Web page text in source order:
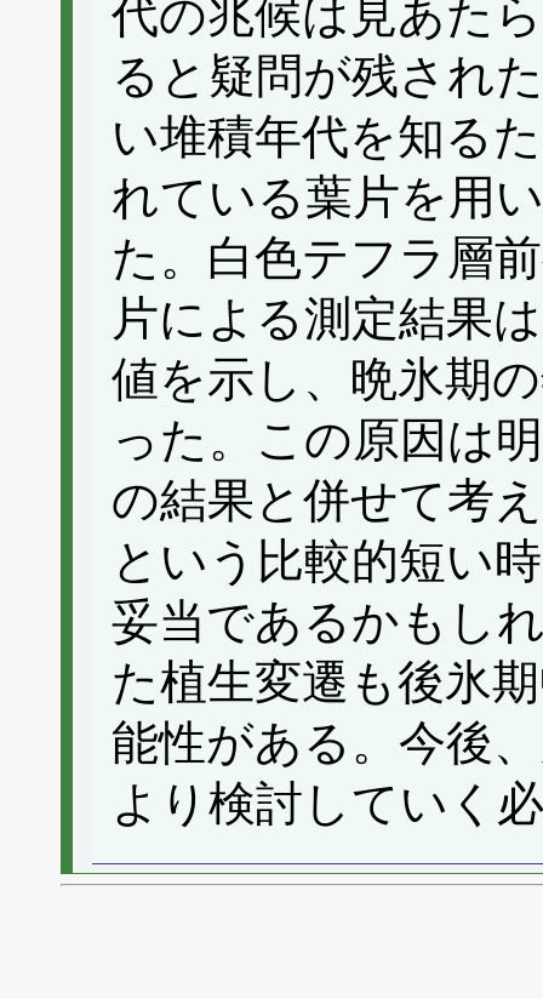
代の兆候は見あた
ると疑問が残され
い堆積年代を知る
れている葉片を用
た。白色テフラ層
片による測定結果
値を示し、晩氷期
った。この原因は
の結果と併せて考
という比較的短い
妥当であるかもし
た植生変遷も後氷
能性がある。今後
より検討していく